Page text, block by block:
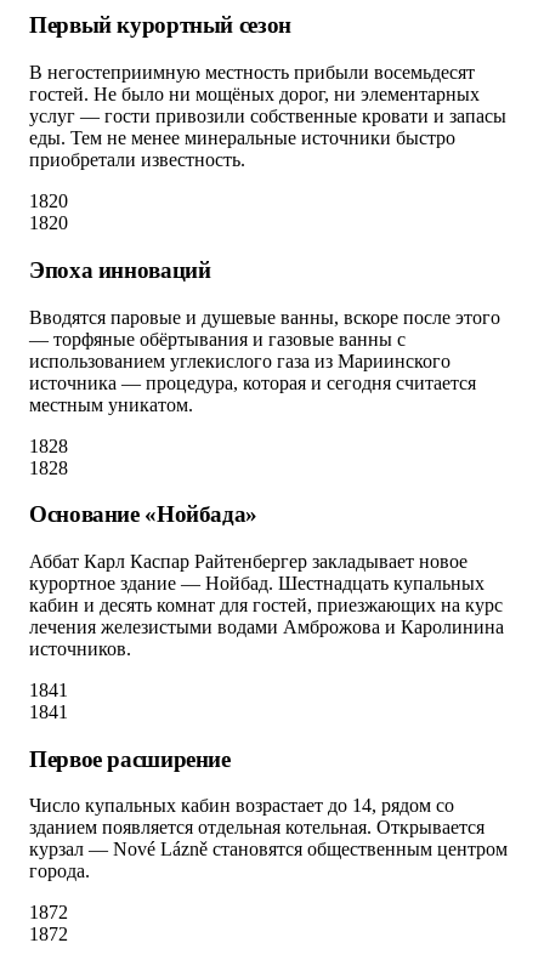
Первый курортный сезон
В негостеприимную местность прибыли восемьдесят
гостей. Не было ни мощёных дорог, ни элементарных
услуг — гости привозили собственные кровати и запасы
еды. Тем не менее минеральные источники быстро
приобретали известность.
1820
1820
Эпоха инноваций
Вводятся паровые и душевые ванны, вскоре после этого
— торфяные обёртывания и газовые ванны с
использованием углекислого газа из Мариинского
источника — процедура, которая и сегодня считается
местным уникатом.
1828
1828
Основание «Нойбада»
Аббат Карл Каспар Райтенбергер закладывает новое
курортное здание — Нойбад. Шестнадцать купальных
кабин и десять комнат для гостей, приезжающих на курс
лечения железистыми водами Амброжова и Каролинина
источников.
1841
1841
Первое расширение
Число купальных кабин возрастает до 14, рядом со
зданием появляется отдельная котельная. Открывается
курзал — Nové Lázně становятся общественным центром
города.
1872
1872